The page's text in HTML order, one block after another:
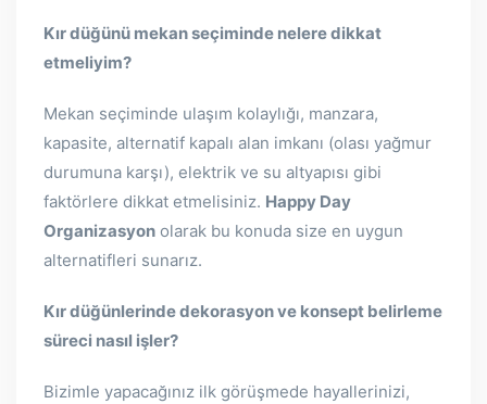
Kır düğünü mekan seçiminde nelere dikkat
etmeliyim?
Mekan seçiminde ulaşım kolaylığı, manzara,
kapasite, alternatif kapalı alan imkanı (olası yağmur
durumuna karşı), elektrik ve su altyapısı gibi
faktörlere dikkat etmelisiniz. Happy Day
Organizasyon olarak bu konuda size en uygun
alternatifleri sunarız.
Kır düğünlerinde dekorasyon ve konsept belirleme
süreci nasıl işler?
Bizimle yapacağınız ilk görüşmede hayallerinizi,